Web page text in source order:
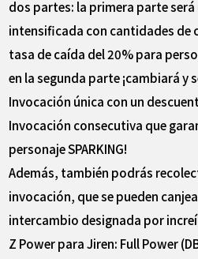
dos partes: la primera parte
intensificada con cantidades de
tasa de caída del 20% para
en la segunda parte ¡cambiará y
Invocación única con un
Invocación consecutiva que
personaje SPARKING!
Además, también podrás
invocación, que se pueden
intercambio designada por
Z Power para Jiren: Full Power